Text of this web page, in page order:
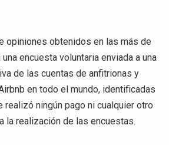
opiniones obtenidos en las más de
encuesta voluntaria enviada a una
de las cuentas de anfitrionas y
en todo el mundo, identificadas
realizó ningún pago ni cualquier otro
la realización de las encuestas.